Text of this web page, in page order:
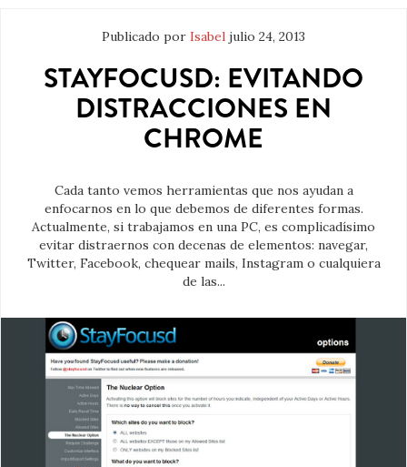
Publicado por Isabel julio 24, 2013
STAYFOCUSD: EVITANDO
DISTRACCIONES EN
CHROME
Cada tanto vemos herramientas que nos ayudan a
enfocarnos en lo que debemos de diferentes formas.
Actualmente, si trabajamos en una PC, es complicadísimo
evitar distraernos con decenas de elementos: navegar,
Twitter, Facebook, chequear mails, Instagram o cualquiera
de las...